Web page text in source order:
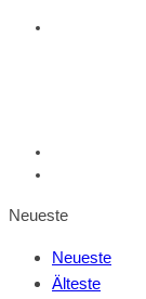
Neueste
Neueste
Älteste